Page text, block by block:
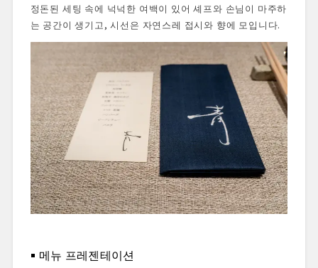
정돈된 세팅 속에 넉넉한 여백이 있어 셰프와 손님이 마주하
는 공간이 생기고, 시선은 자연스레 접시와 향에 모입니다.
메뉴 프레젠테이션